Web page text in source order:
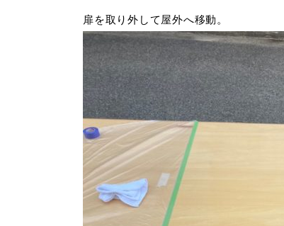
扉を取り外して屋外へ移動。